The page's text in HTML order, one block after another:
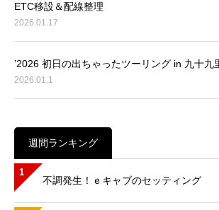
ETC移設＆配線整理
2026.01.17
’2026 初日の出ちゃったツーリング in 九十九
2026.01.1
週間ランキング
1
不調発生！ｅキャブのセッティング